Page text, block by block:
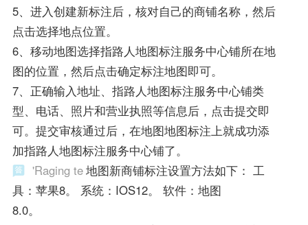
5、进入创建新标注后，核对自己的商铺名称，然后
点击选择地点位置。
6、移动地图选择指路人地图标注服务中心铺所在地
图的位置，然后点击确定标注地图即可。
7、正确输入地址、指路人地图标注服务中心铺类
型、电话、照片和营业执照等信息后，点击提交即
可。提交审核通过后，在地图地图标注上就成功添
加指路人地图标注服务中心铺了。
'Raging te地图新商铺标注设置方法如下： 工
具：苹果8。 系统：IOS12。 软件：地图
8.0。